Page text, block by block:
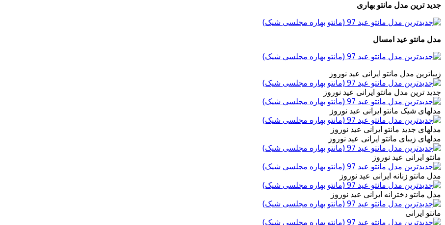
جدید ترین مدل مانتو بهاری
مدل مانتو عید امسال
زیباترین مدل مانتو ایرانی عید نوروز
جدید ترین مدل مانتو ایرانی عید نوروز
مدلهای شیک مانتو ایرانی عید نوروز
مدلهای جدید مانتو ایرانی عید نوروز
مدلهای زیبای مانتو ایرانی عید نوروز
مانتو ایرانی عید نوروز
مدل مانتو زنانه ایرانی عید نوروز
مدل مانتو دخترانه ایرانی عید نوروز
مانتو ایرانی